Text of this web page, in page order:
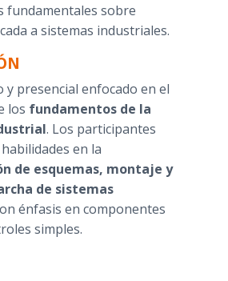
fundamentales sobre
a sistemas industriales.
y presencial enfocado en el
los fundamentos de la
. Los participantes
en la
de esquemas, montaje y
de sistemas
énfasis en componentes
simples.